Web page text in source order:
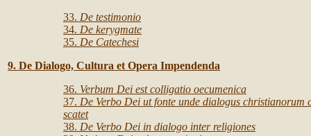
33. De testimonio
34. De kerygmate
35. De Catechesi
9. De Dialogo, Cultura et Opera Impendenda
36. Verbum Dei est colligatio oecumenica
37. De Verbo Dei ut fonte unde dialogus christianorum
scatet
38. De Verbo Dei in dialogo inter religiones